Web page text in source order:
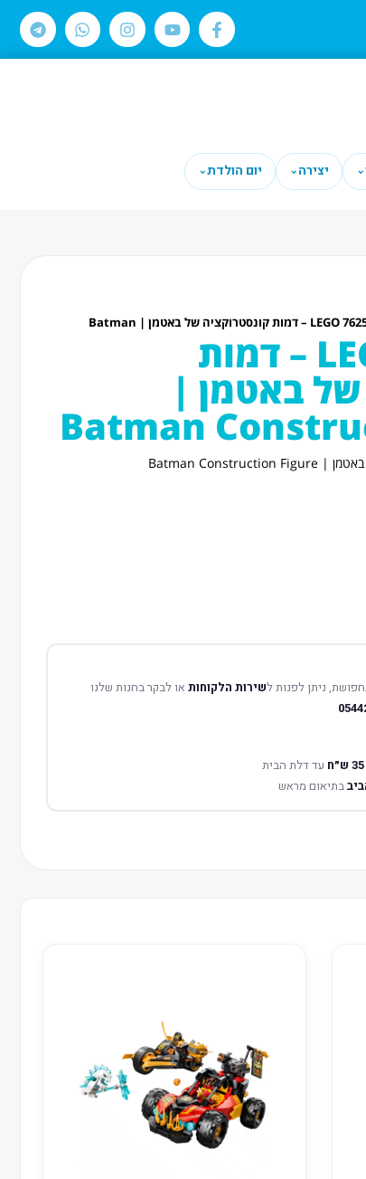
⌄ יצירה⌄ יום הולדת⌄
/ לגו LEGO 76259 – דמות קונסטרוקציה של באטמן | Batman
לגו LEGO 76259 – דמות
של באטמן |
Batman
ניתן לפנות לשירות הלקוחותאו לבקר בחנות שלנו
35 ש״ח עד דלת הבית
בתיאום מראש